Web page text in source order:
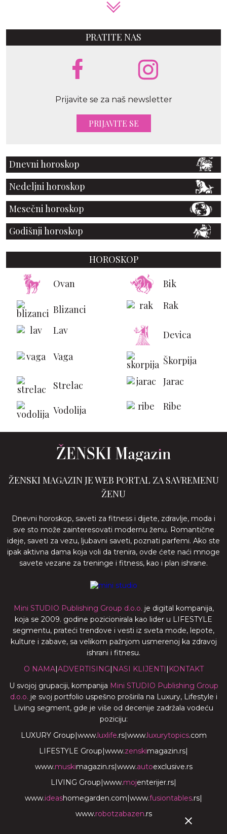
PRATITE NAS
Prijavite se za naš newsletter
PRIJAVITE SE
Dnevni horoskop
Nedeljni horoskop
Mesečni horoskop
Godišnji horoskop
HOROSKOP
Ovan Bik
Blizanci Rak
Lav
Devica
Vaga
Škorpija
Strelac Jarac
Vodolija Ribe
ŽENSKI MAGAZIN JE WEB PORTAL ZA SAVREMENU
ŽENU
Dnevni horoskop, saveti za fitness i dijete, zdravlje, moda i
sve sto može zainteresovati modernu ženu. Romantične
ideje, saveti za vezu, ljubavni saveti, poznati parfemi. Ako ste
ipak aktivna dama koja voli da trenira, ovde ćete naći mnoge
savete vezane za treninge i fitness, kao i plan ishrane.
Mini STUDIO Publishing Group d.o.o. je digital kompanija,
koja se 2009. godine pozicionirala kao lider u LIFESTYLE
segmentu, prateći trendove i vesti iz sveta mode, lepote,
kulture i zabave, sa velikom pažnjom usmerenoj ka zdravoj
ishrani i fitnesu.
O NAMA|ADVERTISING| NASI KLIJENTI | KONTAKT
U svojoj grupaciji, kompanija Mini STUDIO Publishing Group
d.o.o. je svoj portfolio uspešno proširila na Luxury, Lifestyle i
Living segment, gde je više od decenije zadržala vodeću
poziciju:
LUXURY Group|www.luxlife.rs|www.luxurytopics.com
LIFESTYLE Group|www.zenskimagazin.rs|
www.muskimagazin.rs|www.autoexclusive.rs
LIVING Group|www.mojenterijer.rs|
www.ideashomegarden.com|www.fusiontables.rs|
www.robotzabazen.rs